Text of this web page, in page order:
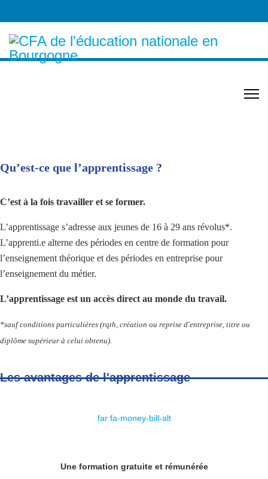
Qu’est-ce que l’apprentissage ?
C’est à la fois travailler et se former.
L’apprentissage s’adresse aux jeunes de 16 à 29 ans révolus*.
L’apprenti.e alterne des périodes en centre de formation pour
l’enseignement théorique et des périodes en entreprise pour
l’enseignement du métier.
L’apprentissage est un accès direct au monde du travail.
*sauf conditions particulières (rqth, création ou reprise d'entreprise, titre ou
diplôme supérieur à celui obtenu).
Les avantages de l'apprentissage
far fa-money-bill-alt
Une formation gratuite et rémunérée